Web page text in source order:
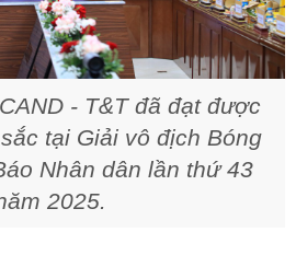
- T&T đã đạt được
tại Giải vô địch Bóng
Nhân dân lần thứ 43
2025.